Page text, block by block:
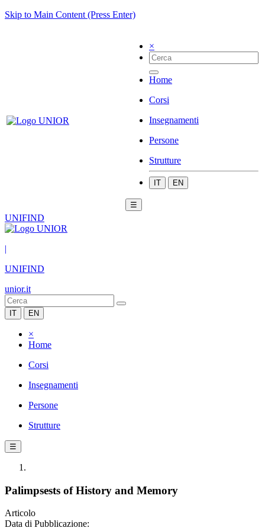
Skip to Main Content (Press Enter)
×
Home
Corsi
Insegnamenti
Persone
Strutture
IT EN
☰
UNIFIND
|
UNIFIND
unior.it
IT EN
×
Home
Corsi
Insegnamenti
Persone
Strutture
☰
Palimpsests of History and Memory
Articolo
Data di Pubblicazione: